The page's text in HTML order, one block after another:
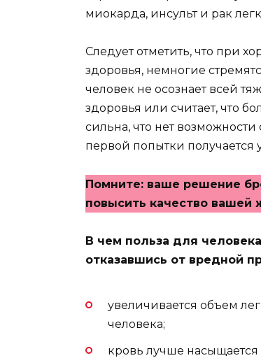
миокарда, инсульт и рак
Следует отметить, что при
здоровья, немногие
человек не осознает всей
здоровья или считает, что
сильна, что нет возможности
первой попытки
Помните: ваше решение
повысить качество вашей
В чем польза для
отказавшись от вредной
увеличивается объем
человека;
кровь лучше